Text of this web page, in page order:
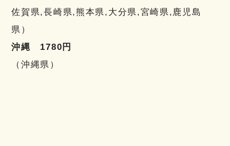
佐賀県,長崎県,熊本県,大分県,宮崎県,鹿児島
県）
沖縄 1780円
（沖縄県）